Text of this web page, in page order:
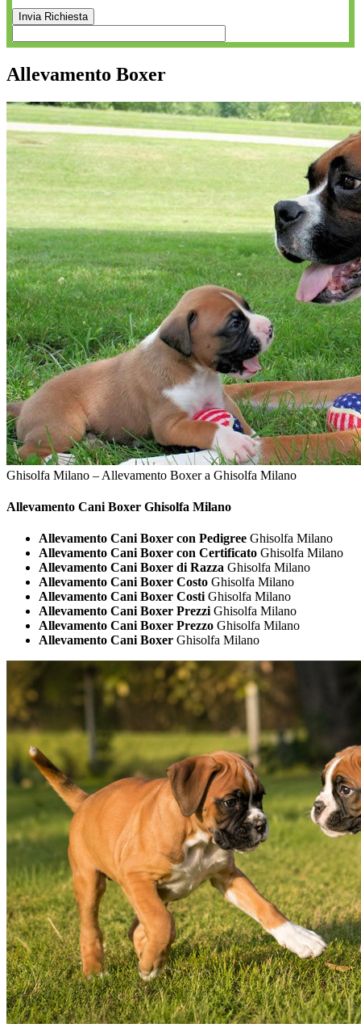
Allevamento Boxer
Ghisolfa Milano – Allevamento Boxer a Ghisolfa Milano
Allevamento Cani Boxer Ghisolfa Milano
Allevamento Cani Boxer con Pedigree Ghisolfa Milano
Allevamento Cani Boxer con Certificato Ghisolfa Milano
Allevamento Cani Boxer di Razza Ghisolfa Milano
Allevamento Cani Boxer Costo Ghisolfa Milano
Allevamento Cani Boxer Costi Ghisolfa Milano
Allevamento Cani Boxer Prezzi Ghisolfa Milano
Allevamento Cani Boxer Prezzo Ghisolfa Milano
Allevamento Cani Boxer Ghisolfa Milano